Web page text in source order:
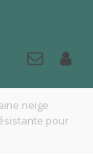
neige
pour